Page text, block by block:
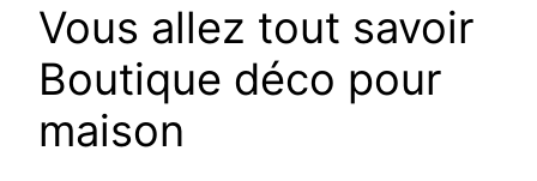
Vous allez tout savoir
Boutique déco pour
maison